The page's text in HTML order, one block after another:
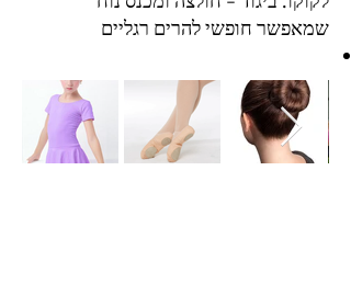
שמאפשר חופשי להרים רגליים